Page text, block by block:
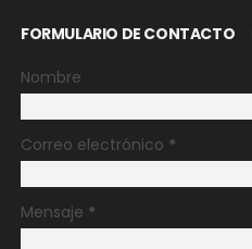
FORMULARIO DE CONTACTO
Nombre
Correo electrónico *
Mensaje *